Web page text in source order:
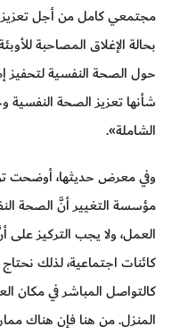
مجتمعي كامل من أجل تعزيز
بحالة الإغلاق المصاحبة
حول الصحة النفسية لتحفيز
شأنها تعزيز الصحة النفسية
الشاملة».
وفي معرض حديثها، أوضحت
مؤسسة التغيير أنَّ الصحة
العمل، ولا يجب التركيز
كائنات اجتماعية، لذلك
كالتواصل المباشر في مكان
المنزل. من هنا فإن هناك